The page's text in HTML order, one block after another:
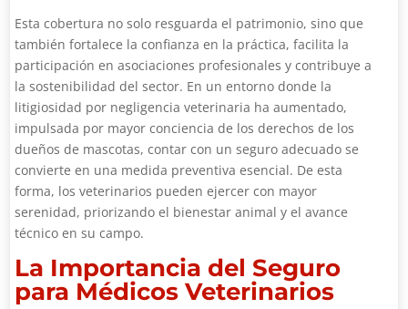
Esta cobertura no solo resguarda el patrimonio, sino que
también fortalece la confianza en la práctica, facilita la
participación en asociaciones profesionales y contribuye a
la sostenibilidad del sector. En un entorno donde la
litigiosidad por negligencia veterinaria ha aumentado,
impulsada por mayor conciencia de los derechos de los
dueños de mascotas, contar con un seguro adecuado se
convierte en una medida preventiva esencial. De esta
forma, los veterinarios pueden ejercer con mayor
serenidad, priorizando el bienestar animal y el avance
técnico en su campo.
La Importancia del Seguro
para Médicos Veterinarios